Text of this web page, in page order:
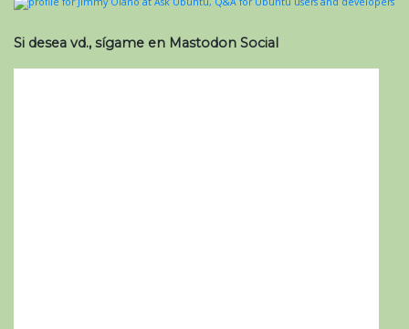
Si desea vd., sígame en Mastodon Social